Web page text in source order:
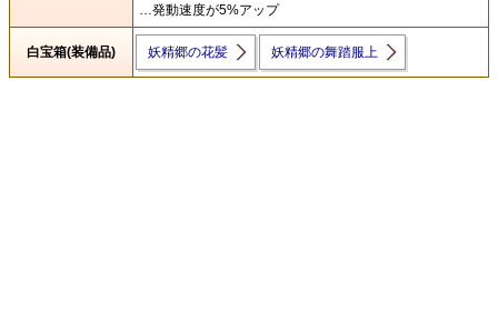
…発動速度が5%アップ
白宝箱(装備品) 妖精郷の花髪 妖精郷の舞踏服上